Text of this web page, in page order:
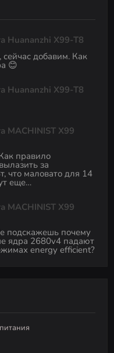
Huananzhi X99-T8
сейчас добавим. Как
😊
Huananzhi X99-T8
MACHINIST X99
правило
за
что маловато для 14
еще…
MACHINIST X99
подскажешь почему
ядра 2680v4 падают
energy efficient?